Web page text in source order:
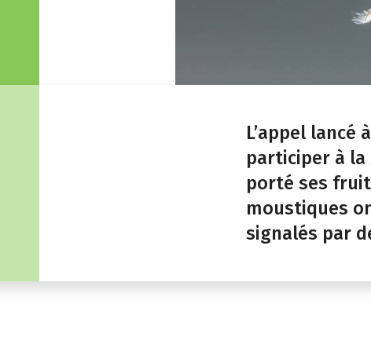
L’appel
participer à
porté ses
moustiques
signalés par